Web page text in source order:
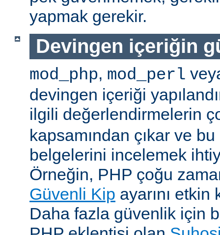
yapmak gerekir.
Devingen içeriğin
mod_php, mod_perl
devingen içeriği
ilgili değerlendirmelerin
kapsamından çıkar ve
belgelerini incelemek
Örneğin, PHP çoğu
Güvenli Kip ayarını etkin
Daha fazla güvenlik için